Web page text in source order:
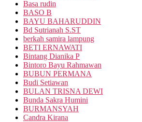
Basa rudin
BASO B
BAYU BAHARUDDIN
Bd Sutrianah S.ST
berkah samira lampung
BETI ERNAWATI
Bintang Dianika P
Bintoro Bayu Rahmawan
BUBUN PERMANA
Budi Setiawan
BULAN TRISNA DEWI
Bunda Sakra Humini
BURMANSYAH
Candra Kirana